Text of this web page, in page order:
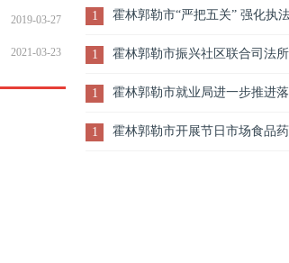
2019-03-27
2021-03-23
中蒙医医院开展“九九重阳敬老情 金
康”健康知识讲座
1 霍林郭勒市“严把五关” 强化执
1 霍林郭勒市振兴社区联合司法
恶专项斗争宣传活动
1 霍林郭勒市就业局进一步推进
扶贫工作
1 霍林郭勒市开展节日市场食品